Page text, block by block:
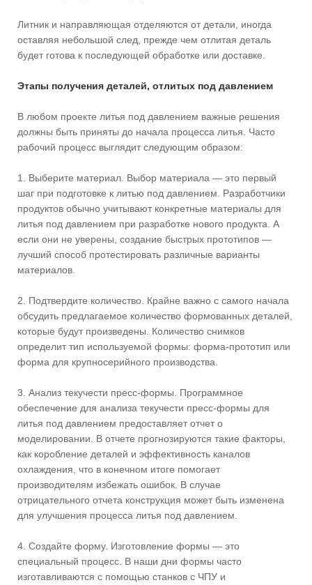
Литник и направляющая отделяются от детали, иногда
оставляя небольшой след, прежде чем отлитая деталь
будет готова к последующей обработке или доставке.
Этапы получения деталей, отлитых под давлением
В любом проекте литья под давлением важные решения
должны быть приняты до начала процесса литья. Часто
рабочий процесс выглядит следующим образом:
1. Выберите материал. Выбор материала — это первый
шаг при подготовке к литью под давлением. Разработчики
продуктов обычно учитывают конкретные материалы для
литья под давлением при разработке нового продукта. А
если они не уверены, создание быстрых прототипов —
лучший способ протестировать различные варианты
материалов.
2. Подтвердите количество. Крайне важно с самого начала
обсудить предлагаемое количество формованных деталей,
которые будут произведены. Количество снимков
определит тип используемой формы: форма-прототип или
форма для крупносерийного производства.
3. Анализ текучести пресс-формы. Программное
обеспечение для анализа текучести пресс-формы для
литья под давлением предоставляет отчет о
моделировании. В отчете прогнозируются такие факторы,
как коробление деталей и эффективность каналов
охлаждения, что в конечном итоге помогает
производителям избежать ошибок. В случае
отрицательного отчета конструкция может быть изменена
для улучшения процесса литья под давлением.
4. Создайте форму. Изготовление формы — это
специальный процесс. В наши дни формы часто
изготавливаются с помощью станков с ЧПУ и